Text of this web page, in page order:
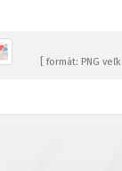
[ formát: PNG